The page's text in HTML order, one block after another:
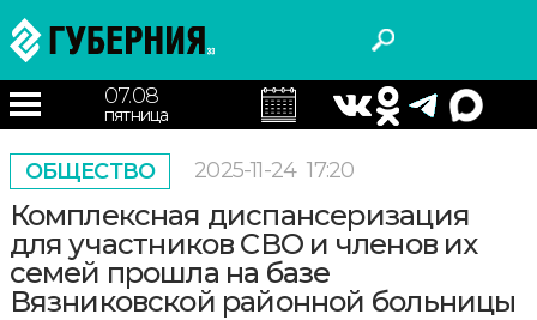
07.08
пятница
ОБЩЕСТВО 2025-11-24 17:20
Комплексная диспансеризация
для участников СВО и членов их
семей прошла на базе
Вязниковской районной больницы